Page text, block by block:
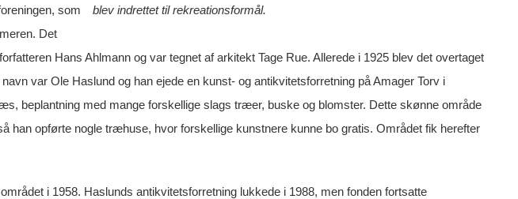
blev indrettet til rekreationsformål.
som
Det
Hans Ahlmann og var tegnet af arkitekt Tage Rue. Allerede i 1925 blev det overtaget
var Ole Haslund og han ejede en kunst- og antikvitetsforretning på Amager Torv i
beplantning med mange forskellige slags træer, buske og blomster. Dette skønne område
han opførte nogle træhuse, hvor forskellige kunstnere kunne bo gratis. Området fik herefter
i 1958. Haslunds antikvitetsforretning lukkede i 1988, men fonden fortsatte